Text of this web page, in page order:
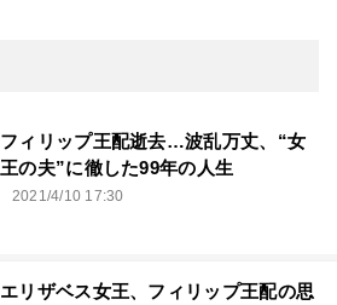
フィリップ王配逝去…波乱万丈、“女
王の夫”に徹した99年の人生
2021/4/10 17:30
エリザベス女王、フィリップ王配の思